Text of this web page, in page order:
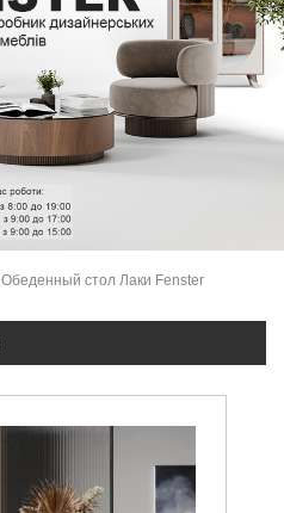
Обеденный стол Лаки Fenster